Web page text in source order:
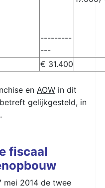
---------
---
€ 31.400
en AOW in dit
gelijkgesteld, in
fiscaal
mei 2014 de twee